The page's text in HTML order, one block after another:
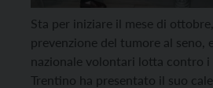
Sta per iniziare il mese di
prevenzione del tumore al seno,
nazionale volontari lotta contro i
Trentino ha presentato il suo